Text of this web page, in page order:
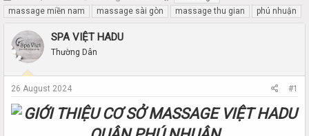
h
r
e
a
d
a
r
t
a
r
d
massage miền nam
massage sài gòn massage thu gian phú nhuận
SPA VIỆT HADU
Thường Dân
26 August 2024 #1